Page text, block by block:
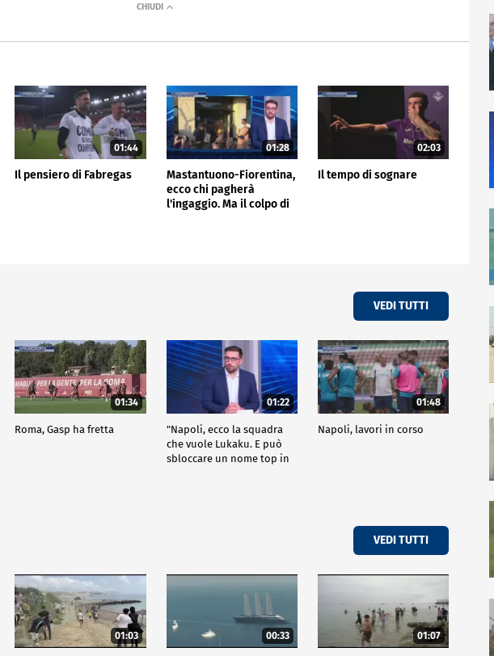
01:44
Il pensiero di Fabregas
01:28
Mastantuono-Fiorentina,
ecco chi pagherà
l'ingaggio. Ma il colpo di
02:03
Il tempo di sognare
VEDI TUTTI
01:34
Roma, Gasp ha fretta
01:22
"Napoli, ecco la squadra
che vuole Lukaku. E può
sbloccare un nome top in
01:48
Napoli, lavori in corso
VEDI TUTTI
01:03 00:33 01:07